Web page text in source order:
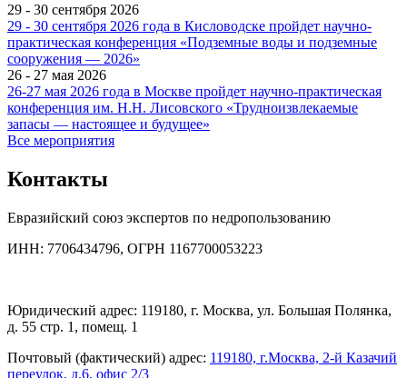
29 - 30 сентября 2026
29 - 30 сентября 2026 года в Кисловодске пройдет научно-
практическая конференция «Подземные воды и подземные
сооружения — 2026»
26 - 27 мая 2026
26-27 мая 2026 года в Москве пройдет научно-практическая
конференция им. Н.Н. Лисовского «Трудноизвлекаемые
запасы — настоящее и будущее»
Все мероприятия
Контакты
Евразийский союз экспертов по недропользованию
ИНН: 7706434796, ОГРН 1167700053223
Юридический адрес: 119180, г. Москва, ул. Большая Полянка,
д. 55 стр. 1, помещ. 1
Почтовый (фактический) адрес: 119180, г.Москва, 2-й Казачий
переулок, д.6, офис 2/3